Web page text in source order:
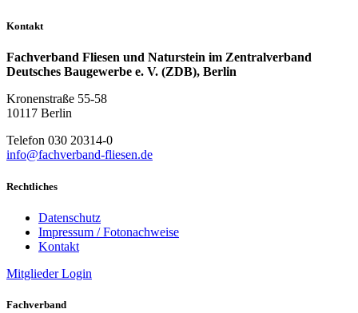
Kontakt
Fachverband Fliesen und Naturstein im Zentralverband
Deutsches Baugewerbe e. V. (ZDB), Berlin
Kronenstraße 55-58
10117 Berlin
Telefon 030 20314-0
info@fachverband-fliesen.de
Rechtliches
Datenschutz
Impressum / Fotonachweise
Kontakt
Mitglieder Login
Fachverband